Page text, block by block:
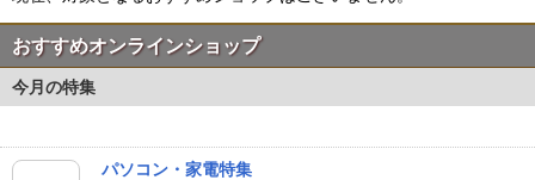
おすすめオンラインショップ
今月の特集
パソコン・家電特集